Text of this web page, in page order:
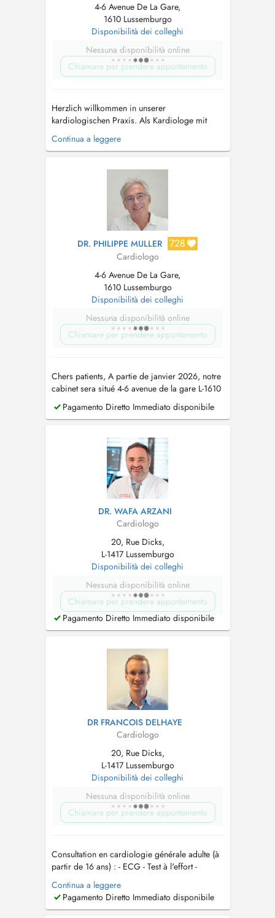
4-6 Avenue De La Gare,
1610 Lussemburgo
Disponibilità dei colleghi
Nessuna disponibilità online
Chiamare per prendere appuntamento
Herzlich willkommen in unserer
kardiologischen Praxis. Als Kardiologe mit
langjähriger Erfahrung sowohl in der
ambulanten Praxis als auch zuvor im
Diagnostik und individuelle Therapiekonzepte
auf modernstem medizinischem Niveau. Wir
wissen, dass Herza...
Continua a leggere
DR. PHILIPPE MULLER 728
Cardiologo
4-6 Avenue De La Gare,
1610 Lussemburgo
Disponibilità dei colleghi
Nessuna disponibilità online
Chiamare per prendere appuntamento
Chers patients, A partie de janvier 2026, notre
cabinet sera situé 4-6 avenue de la gare L-1610
Luxembourg
Pagamento Diretto Immediato disponibile
DR. WAFA ARZANI
Cardiologo
20, Rue Dicks,
L-1417 Lussemburgo
Disponibilità dei colleghi
Nessuna disponibilità online
Chiamare per prendere appuntamento
Pagamento Diretto Immediato disponibile
DR FRANCOIS DELHAYE
Cardiologo
20, Rue Dicks,
L-1417 Lussemburgo
Disponibilità dei colleghi
Nessuna disponibilità online
Chiamare per prendere appuntamento
Consultation en cardiologie générale adulte (à
partir de 16 ans) : - ECG - Test à l'effort -
Echocardiographie - Holter de fréquence
cardiaque et pression artérielle - Contrôle de
pacemaker/défibrillateur - Prise en charge de
Continua a leggere
Pagamento Diretto Immediato disponibile